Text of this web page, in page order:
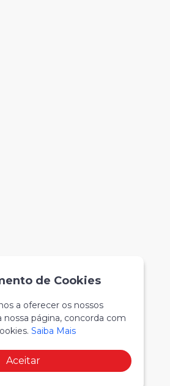
de Cookies
a oferecer os nossos
nossa página, concorda com
Saiba Mais
Aceitar